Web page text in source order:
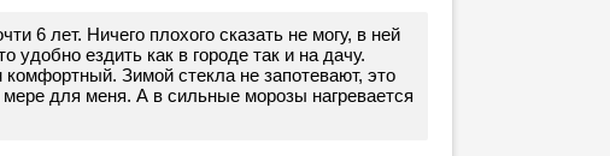
6 лет. Ничего плохого сказать не могу, в ней
удобно ездить как в городе так и на дачу.
Зимой стекла не запотевают, это
для меня. А в сильные морозы нагревается